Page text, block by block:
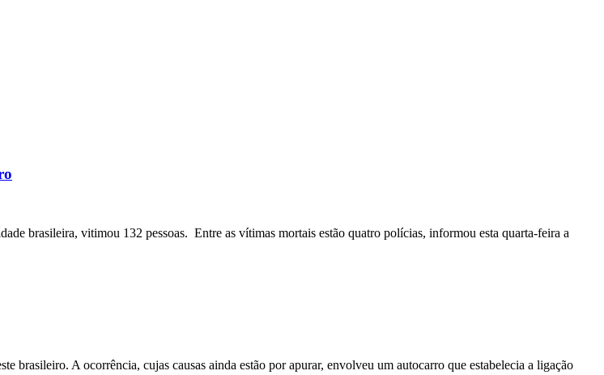
brasileira, vitimou 132 pessoas. Entre as vítimas mortais estão quatro polícias, informou esta quarta-feira a
brasileiro. A ocorrência, cujas causas ainda estão por apurar, envolveu um autocarro que estabelecia a ligação